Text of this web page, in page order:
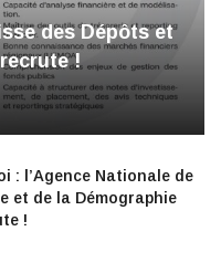
des Dépôts et
!
: l’Agence Nationale de
et de la Démographie
!